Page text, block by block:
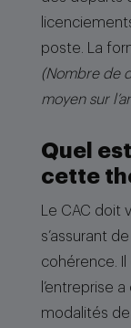
poste. La
(Nombre de
moyen sur
Quel
cette
Le CAC doit
s’assurant
cohérence.
l’entreprise
modalités de